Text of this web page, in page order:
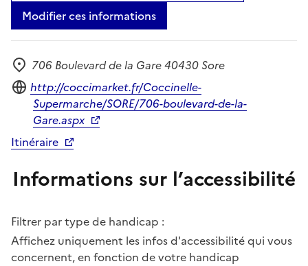
Modifier ces informations
Adresse
706 Boulevard de la Gare 40430 Sore
Site internet
http://coccimarket.fr/Coccinelle-
Supermarche/SORE/706-boulevard-de-la-
Gare.aspx
Itinéraire
Informations sur l’accessibilité
Filtrer par type de handicap :
Affichez uniquement les infos d'accessibilité qui vous
concernent, en fonction de votre handicap